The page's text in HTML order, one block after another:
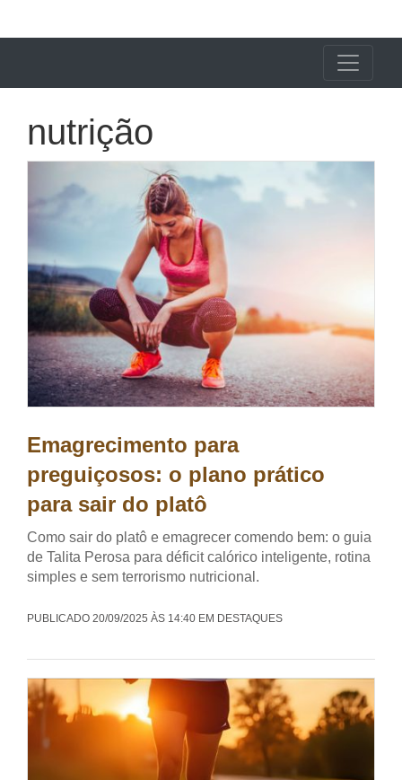
nutrição
Emagrecimento para
preguiçosos: o plano prático
para sair do platô
Como sair do platô e emagrecer comendo bem: o guia
de Talita Perosa para déficit calórico inteligente, rotina
simples e sem terrorismo nutricional.
PUBLICADO 20/09/2025 ÀS 14:40 EM DESTAQUES